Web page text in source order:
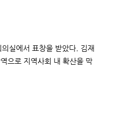
실에서 표창을 받았다. 김재
으로 지역사회 내 확산을 막